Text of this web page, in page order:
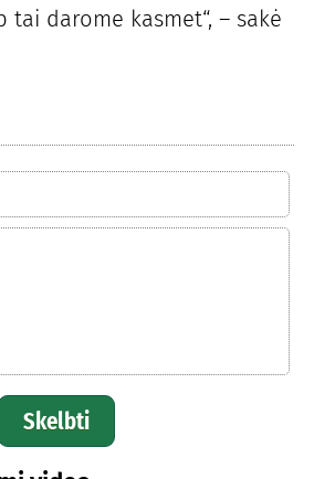
tai darome kasmet“, – sakė
Skelbti